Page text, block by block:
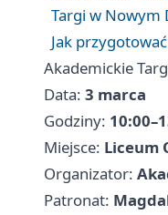
Targi w Nowym
Jak
Akademickie
Data: 3 marca
Godziny:
Miejsce: Liceum
Organizator:
Patronat: